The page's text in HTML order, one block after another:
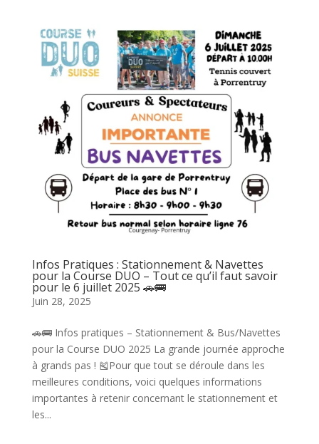
Infos Pratiques : Stationnement & Navettes
pour la Course DUO – Tout ce qu’il faut savoir
pour le 6 juillet 2025 🚗🚌
Juin 28, 2025
🚗🚌 Infos pratiques – Stationnement & Bus/Navettes
pour la Course DUO 2025 La grande journée approche
à grands pas ! 🎽Pour que tout se déroule dans les
meilleures conditions, voici quelques informations
importantes à retenir concernant le stationnement et
les...